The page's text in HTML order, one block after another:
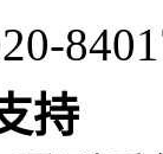
持